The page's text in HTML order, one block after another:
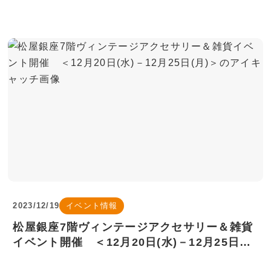
2023/12/19 イベント情報
松屋銀座7階ヴィンテージアクセサリー＆雑貨
イベント開催 ＜12月20日(水)－12月25日